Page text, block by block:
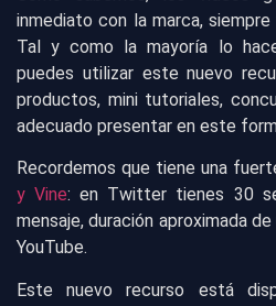
inmediato con la marca,
Tal y como la mayoría lo
puedes utilizar este nuevo
productos, mini tutoriales,
adecuado presentar en este
Recordemos que tiene una
y Vine: en Twitter tienes 30
mensaje, duración aproximada
YouTube.
Este nuevo recurso está